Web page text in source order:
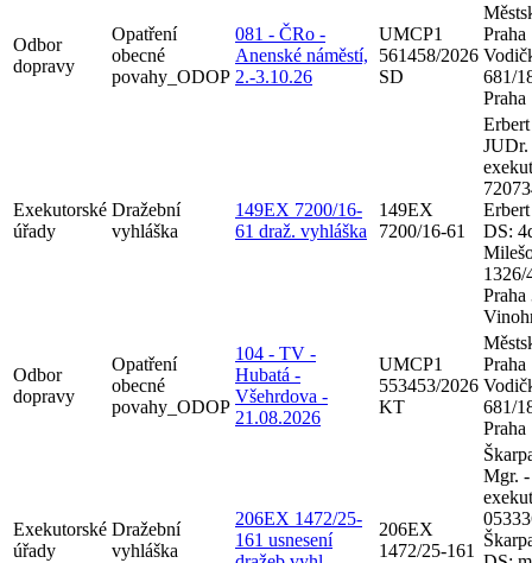
Odbor
dopravy
Opatření
obecné
povahy_ODOP
081 - ČRo -
Anenské náměstí,
2.-3.10.26
UMCP1
561458/2026
SD
Praha
681/
Praha
Exekutorské
úřady
Dražební
vyhláška
149EX 7200/16-
61 draž. vyhláška
149EX
7200/16-61
JUDr.
Erbert
DS:
1326/
Praha
Odbor
dopravy
Opatření
obecné
povahy_ODOP
104 - TV -
Hubatá -
Všehrdova -
21.08.2026
UMCP1
553453/2026
KT
Praha
681/
Praha
Exekutorské
úřady
Dražební
vyhláška
206EX 1472/25-
161 usnesení
206EX
1472/25-161
Mgr.